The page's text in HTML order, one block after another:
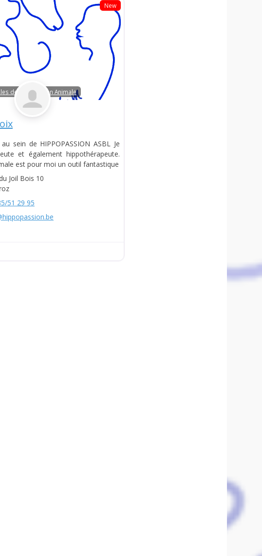
New
de la Médiation Animale
sein de HIPPOPASSION ASBL Je
et également hippothérapeute.
est pour moi un outil fantastique
Joil Bois 10
51 29 95
hippopassion.be